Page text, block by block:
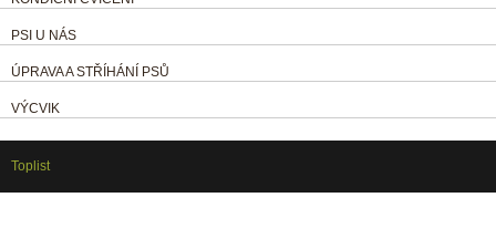
PSI U NÁS
ÚPRAVA A STŘÍHÁNÍ PSŮ
VÝCVIK
Toplist